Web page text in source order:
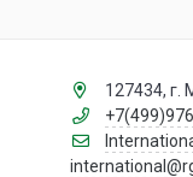
127434, г.